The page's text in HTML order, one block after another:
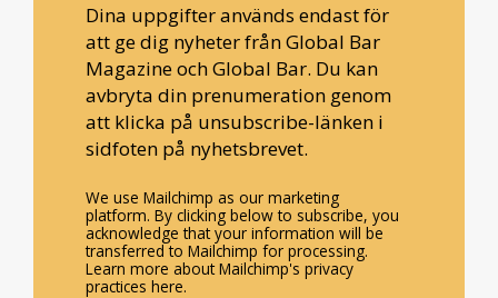
Dina uppgifter används endast för
att ge dig nyheter från Global Bar
Magazine och Global Bar. Du kan
avbryta din prenumeration genom
att klicka på unsubscribe-länken i
sidfoten på nyhetsbrevet.
We use Mailchimp as our marketing
platform. By clicking below to subscribe, you
acknowledge that your information will be
transferred to Mailchimp for processing.
Learn more about Mailchimp's privacy
practices here.